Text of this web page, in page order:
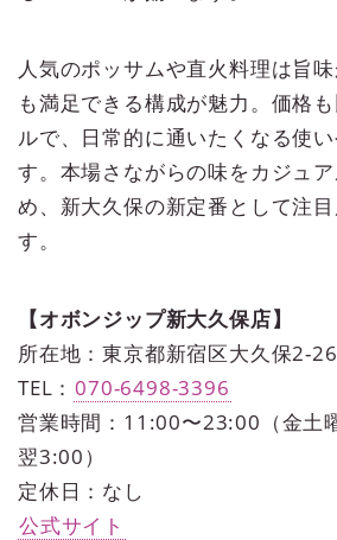
人気のポッサムや直火料理は旨
も満足できる構成が魅力。価格
ルで、日常的に通いたくなる使
す。本場さながらの味をカジュ
め、新大久保の新定番として注
す。
【オボンジップ新大久保店】
所在地：東京都新宿区大久保2-
TEL： 070-6498-3396
営業時間：11:00〜23:00（金土
翌3:00）
定休日：なし
公式サイト